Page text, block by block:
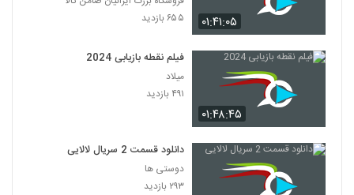
۰۱:۴۱:۰۵
۶۵۵ بازدید
۰۱:۴۸:۴۵
فیلم نقطه بازیابی 2024
میلاد
۴۹۱ بازدید
دانلود قسمت 2 سریال لالایی
دوستی ها
۲۹۳ بازدید